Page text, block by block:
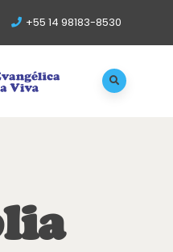
+55 14 98183-8530